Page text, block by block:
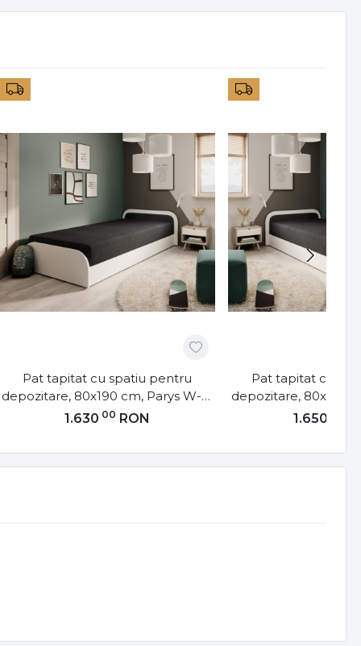
Pat tapitat cu spatiu pentru
depozitare, 80x190 cm, Parys W-R,
Eltap
1.630 00 RON
Pat tapitat cu
depozitare, 80x190
Eltap
1.650